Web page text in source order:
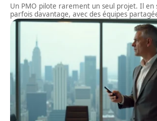
Un PMO pilote rarement un seul projet. Il en
parfois davantage, avec des équipes